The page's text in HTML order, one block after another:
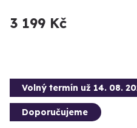
3 199 Kč
Volný termín už 14. 08.
Doporučujeme